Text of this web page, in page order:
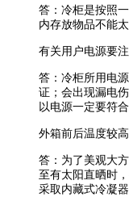
答：冷柜是按照
内存放物品不能
有关用户电源要
答：冷柜所用电
证；会出现漏电
以电源一定要符
外箱前后温度较
答：为了美观大
至有太阳直晒时
采取内藏式冷凝